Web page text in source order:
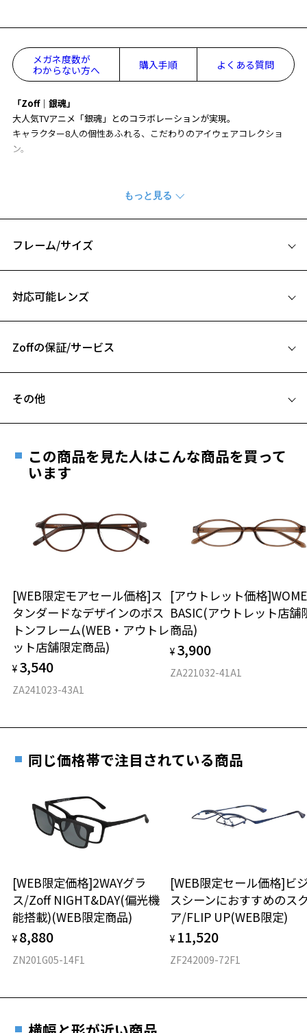
お気に入りリストはこちら
メガネ度数が
わからない方へ
購入手順 よくある質問
「Zoff｜銀魂」
大人気TVアニメ「銀魂」とのコラボレーションが実現。
キャラクター8人の個性あふれる、こだわりのアイウェアコレクショ
ン。
銀時の着物の柄を、繊細な彫金を用いてフレーム全体に表現したメタ
右のつる先には、銀時の愛車であるスクーターをモチーフにしたプレ
ートが。
【付属品】
ト。
※本コラボレーションのメガネを1点ご購入につき、ノベルティ1点が
※ご購入キャラクターモデルと同じキャラクターのメガネ拭き・ステ
※柄や色味の出方に個体差があり、画像と異なる場合がございます。
Zoff｜銀魂 特設ページはこちら
フレーム/サイズ
B ブリッジ(鼻部分)の横幅：19mm
仕上がり寸法
D 仕上がりの横幅：約141mm
E 仕上がりの縦幅：約42mm
※メガネ：デモレンズを外した重さ
タイプ
材質
フロント素材：メタル
対応可能レンズ
フレームとレンズの合計料金を知りたい方へ
Zoffの保証/サービス
安心1 フレーム１年間品質保証
きます。
※保証期間内に交換が行われた場合、保証期間は初期の期間から
延長されません。
安心2 視力測定無料
視力の変化を早めに発見するために、定期的な視
力測定をおすすめいたします。
安心3 かかり具合調整無料
その他
ご希望のお客さまは、「レンズ交換券」をお選びのうえ、
最寄りのZoff実店舗にてレンズをお買い求めください。
※サングラスやパッケージ品では「レンズ交換券」はお選び
談ください。
オンラインストアでフレームのみ購入して、
実店舗で度付きにできます
ご購入時に「レンズ交換券」をお選びいただくと、実店舗で
度数を測定のうえ、度付きレンズ（標準セットレンズ）へ無
料交換いただけます。
詳しくはこちら
お近くのZoff実店舗にて度数を測定いただけます（無料）。
その際は記入用紙をダウンロードしてお使いください。
この商品を見た人はこんな商品を買って
います
[WEB限定モアセール価格]ス
タンダードなデザインのボス
トンフレーム(WEB・アウトレ
ット店舗限定商品)
¥ 3,540
ZA241023-43A1
[アウトレット価格
BASIC(アウトレット店舗
商品)
¥ 3,900
ZA221032-41A1
同じ価格帯で注目されている商品
[WEB限定価格]2WAYグラ
ス/Zoff NIGHT&DAY(偏光機
能搭載)(WEB限定商品)
¥ 8,880
ZN201G05-14F1
[WEB限定セール価格]ビ
スシーンにおすすめのス
ア/FLIP UP(WEB限定)
¥ 11,520
ZF242009-72F1